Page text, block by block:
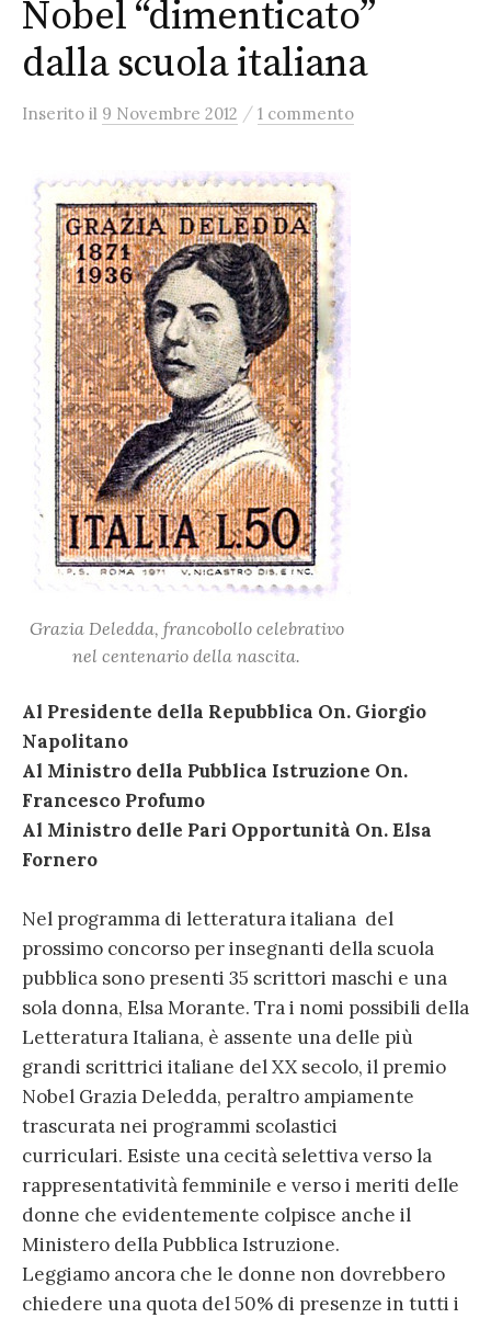
Nobel “dimenticato”
dalla scuola italiana
Inserito il 9 Novembre 2012 / 1 commento
Grazia Deledda, francobollo celebrativo
nel centenario della nascita.
Al Presidente della Repubblica On. Giorgio
Napolitano
Al Ministro della Pubblica Istruzione On.
Francesco Profumo
Al Ministro delle Pari Opportunità On. Elsa
Fornero
Nel programma di letteratura italiana del
prossimo concorso per insegnanti della scuola
pubblica sono presenti 35 scrittori maschi e una
sola donna, Elsa Morante. Tra i nomi possibili della
Letteratura Italiana, è assente una delle più
grandi scrittrici italiane del XX secolo, il premio
Nobel Grazia Deledda, peraltro ampiamente
trascurata nei programmi scolastici
curriculari. Esiste una cecità selettiva verso la
rappresentatività femminile e verso i meriti delle
donne che evidentemente colpisce anche il
Ministero della Pubblica Istruzione.
Leggiamo ancora che le donne non dovrebbero
chiedere una quota del 50% di presenze in tutti i